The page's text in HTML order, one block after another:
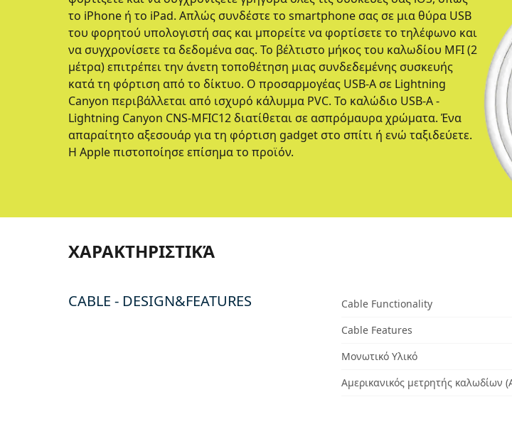
το iPhone ή το iPad. Απλώς συνδέστε το smartphone σας σε μια θύρα USB
του φορητού υπολογιστή σας και μπορείτε να φορτίσετε το τηλέφωνο και
να συγχρονίσετε τα δεδομένα σας. Το βέλτιστο μήκος του καλωδίου MFI (2
μέτρα) επιτρέπει την άνετη τοποθέτηση μιας συνδεδεμένης συσκευής
κατά τη φόρτιση από το δίκτυο. Ο προσαρμογέας USB-A σε Lightning
Canyon περιβάλλεται από ισχυρό κάλυμμα PVC. Το καλώδιο USB-A -
Lightning Canyon CNS-MFIC12 διατίθεται σε ασπρόμαυρα χρώματα. Ένα
απαραίτητο αξεσουάρ για τη φόρτιση gadget στο σπίτι ή ενώ ταξιδεύετε.
Η Apple πιστοποίησε επίσημα το προϊόν.
ΧΑΡΑΚΤΗΡΙΣΤΙΚΆ
CABLE - DESIGN&FEATURES Cable Functionality
Cable Features
Μονωτικό Υλικό
Αμερικανικός μετρητής καλωδίων